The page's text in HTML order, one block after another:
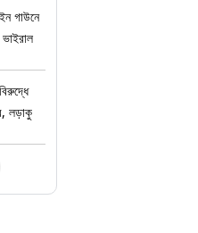
গাউনে
ভাইরাল
লড়াকু